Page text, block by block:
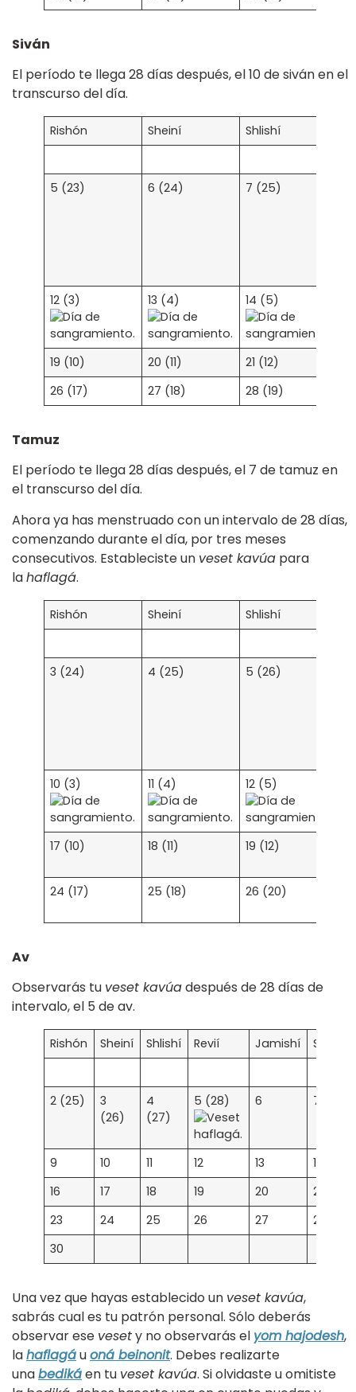
Siván
El período te llega 28 días después, el 10 de siván en el
transcurso del día.
Rishón Sheiní Shlishí
5 (23)
6 (24) 7 (25)
12 (3) 13 (4) 14 (5)
19 (10) 20 (11) 21 (12)
26 (17)
27 (18) 28 (19)
Tamuz
El período te llega 28 días después, el 7 de tamuz en
el transcurso del día.
Ahora ya has menstruado con un intervalo de 28 días,
comenzando durante el día, por tres meses
consecutivos. Estableciste un veset kavúa para
lahaflagá.
Rishón Sheiní Shlishí
3 (24) 4 (25) 5 (26)
10 (3) 11 (4) 12 (5)
17 (10) 18 (11) 19 (12)
24 (17)
25 (18) 26 (20)
Av
Observarás tu veset kavúadespués de 28 días de
intervalo, el 5 de av.
Rishón Sheiní Shlishí Revií Jamishí Shishí
2 (25)
3
(26)
4
(27)
5 (28) 6 7
9 10 11 12 13
14
16
17 18 19 20
21
23
24 25 26 27
28
30
Una vez que hayas establecido un veset kavúa,
sabrás cual es tu patrón personal. Sólo deberás
observar ese vesety no observarás el yom hajodesh,
lahaflagáuoná beinonit. Debes realizarte
unabedikáen tu veset kavúa. Si olvidaste u omitiste